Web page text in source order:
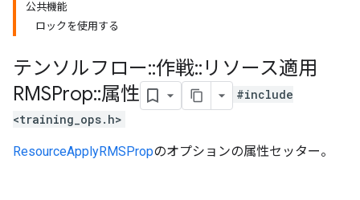
公共機能
ロックを使用する
テンソルフロー::作戦:: リソース適用
RMSProp::属性
#include
<training_ops.h>
ResourceApplyRMSPropのオプションの属性セッター。